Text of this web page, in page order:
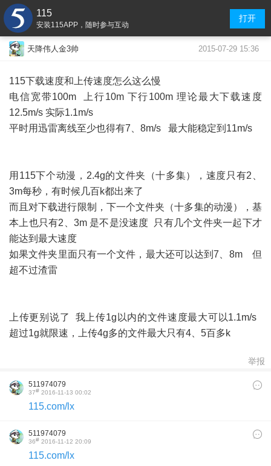
115
安装115APP，随时参与互动
打开
天降伟人金3帅 2015-07-29 15:36
115下载速度和上传速度怎么这么慢
电信宽带100m 上行10m 下行100m 理论最大下载速度
12.5m/s 实际1.1m/s
平时用迅雷离线至少也得有7、8m/s 最大能稳定到11m/s
用115下个动漫，2.4g的文件夹（十多集），速度只有2、
3m每秒，有时候几百k都出来了
而且对下载进行限制，下一个文件夹（十多集的动漫），基
本上也只有2、3m 是不是没速度 只有几个文件夹一起下才
能达到最大速度
如果文件夹里面只有一个文件，最大还可以达到7、8m 但
超不过渣雷
上传更别说了 我上传1g以内的文件速度最大可以1.1m/s
超过1g就限速，上传4g多的文件最大只有4、5百多k
举报
511974079
37# 2016-11-13 00:02
115.com/lx
511974079
36# 2016-11-12 20:09
115.com/lx